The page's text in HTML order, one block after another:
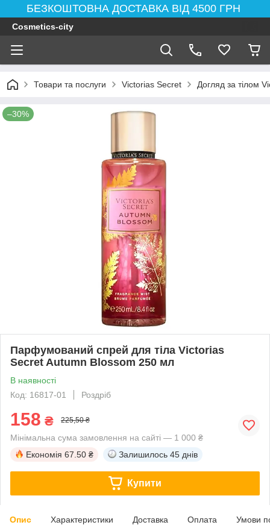
БЕЗКОШТОВНА ДОСТАВКА ВІД 4500 ГРН
Cosmetics-city
Товари та послуги Victorias Secret Догляд за тілом
–30%
Парфумований спрей для тіла Victorias
Secret Autumn Blossom 250 мл
В наявності
Код: 16817-01
Роздріб
158 ₴ 225,50 ₴
Мінімальна сума замовлення на сайті — 1 000 ₴
Економія 67.50 ₴ Залишилось 45 днів
Купити
Опис Характеристики Доставка Оплата Умови